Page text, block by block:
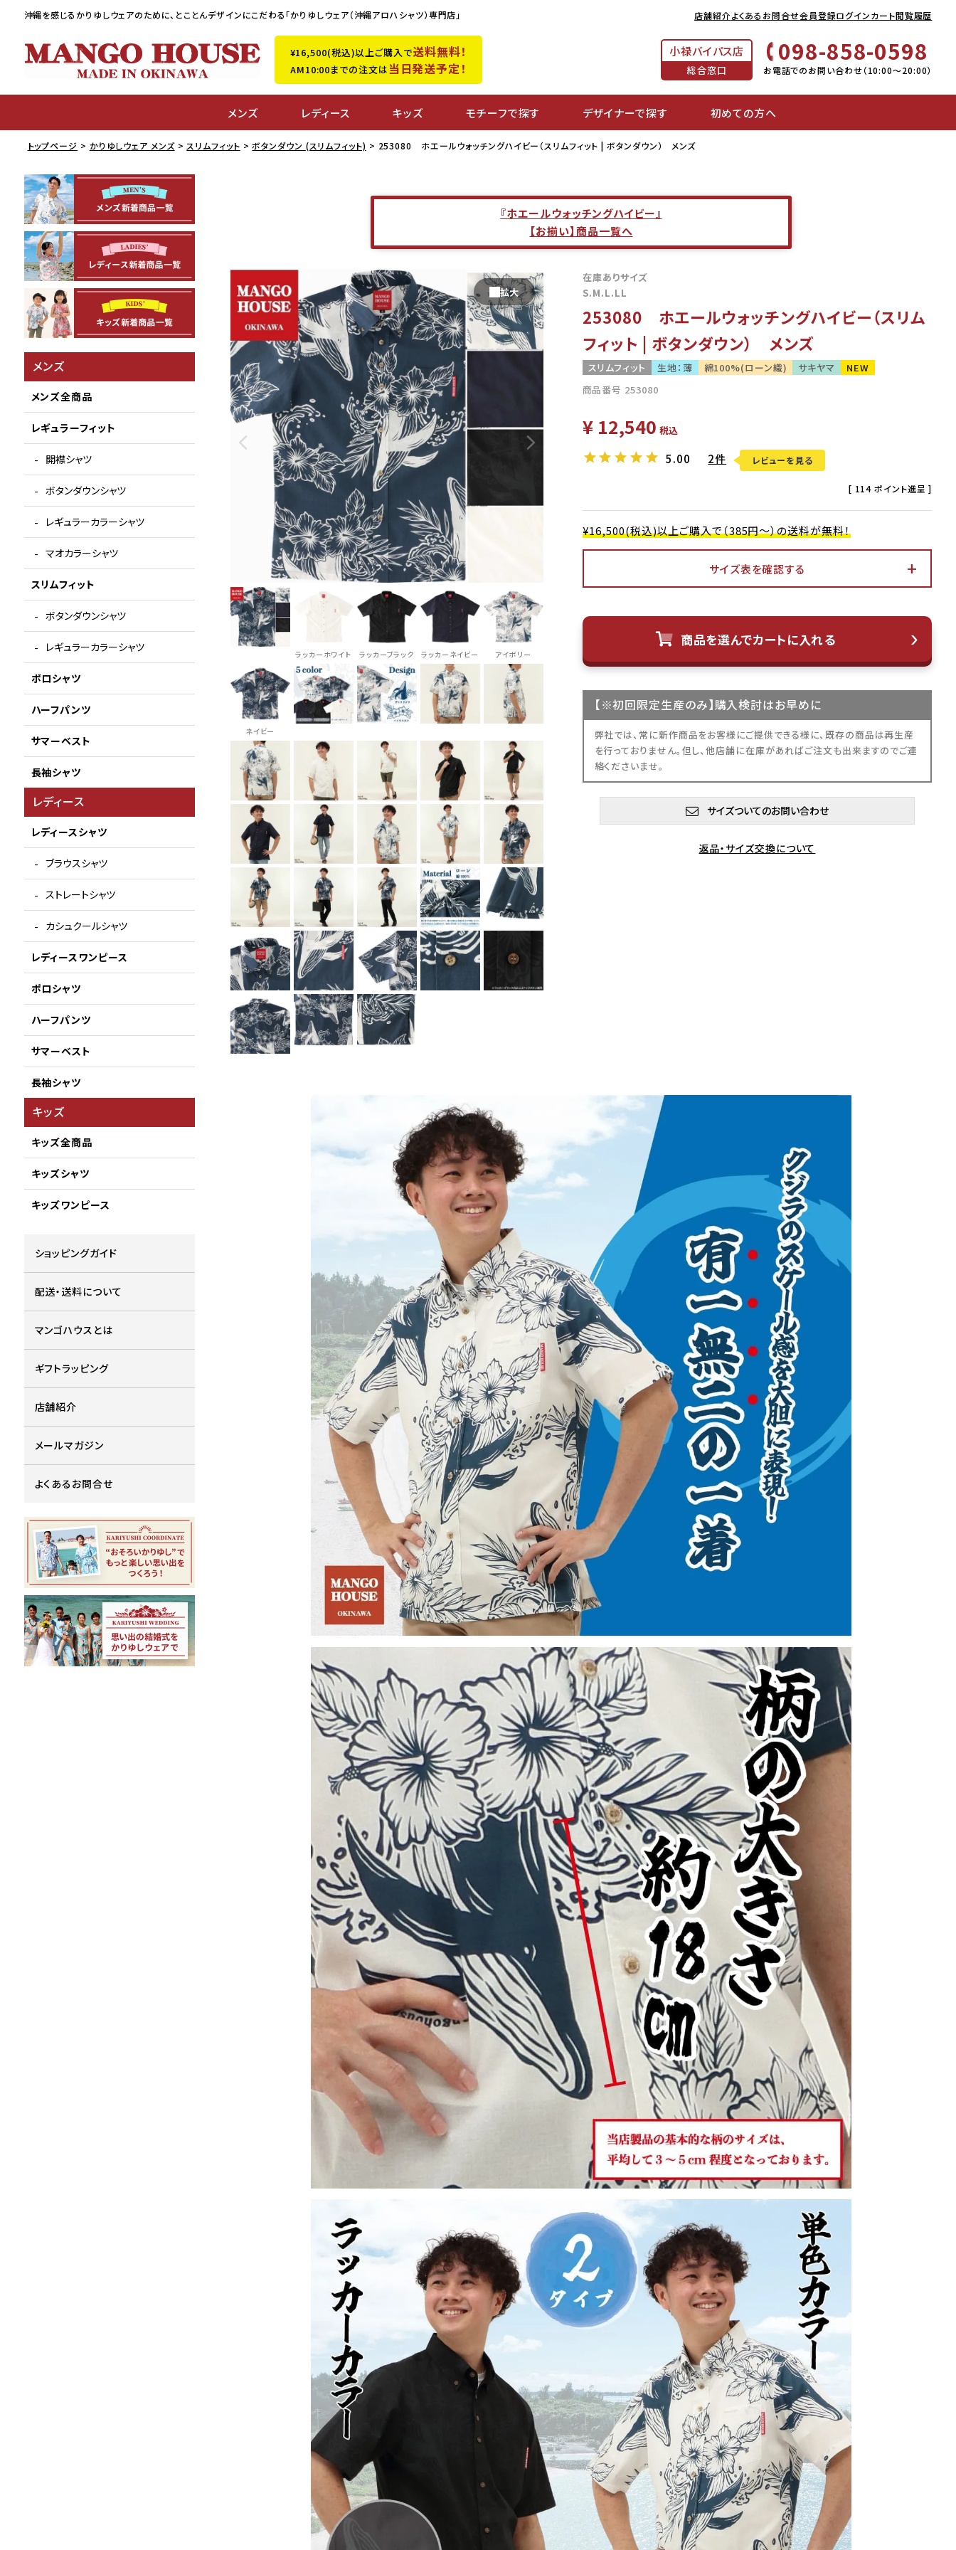
沖縄を感じるかりゆしウェアのために、 とことんデザインにこだわる「かりゆしウェア（沖縄アロハシャツ）専門店」 店舗紹介よくあるお問合せ会員登録ログインカート閲覧履歴
¥16,500(税込)以上ご購入で送料無料！
AM10:00までの注文は当日発送予定！
小禄バイパス店
総合窓口
098-858-0598
お電話でのお問い合わせ（10:00～20:00）
メンズ レディース キッズ モチーフで探す デザイナーで探す 初めての方へ
トップページ かりゆしウェア メンズ スリムフィット ボタンダウン (スリムフィット) 253080 ホエールウォッチングハイビー（スリムフィット | ボタンダウン） メンズ
メンズ
メンズ全商品
レギュラーフィット
開襟シャツ
ボタンダウンシャツ
レギュラーカラーシャツ
マオカラーシャツ
スリムフィット
ボタンダウンシャツ
レギュラーカラーシャツ
ポロシャツ
ハーフパンツ
サマーベスト
長袖シャツ
レディース
レディースシャツ
ブラウスシャツ
ストレートシャツ
カシュクールシャツ
レディースワンピース
ポロシャツ
ハーフパンツ
サマーベスト
長袖シャツ
キッズ
キッズ全商品
キッズシャツ
キッズワンピース
ショッピングガイド
配送・送料について
マンゴハウスとは
ギフトラッピング
店舗紹介
メールマガジン
よくあるお問合せ
『ホエールウォッチングハイビー』
【お揃い】商品一覧へ
ラッカーホワイト ラッカーブラック ラッカーネイビー アイボリー
ネイビー
在庫ありサイズ
S.M.L.LL
253080 ホエールウォッチングハイビー（スリム
フィット | ボタンダウン） メンズ
スリムフィット 生地：薄 綿100%(ローン織) サキヤマ
NEW
商品番号 253080
¥ 12,540 税込
5.00 2件 レビューを見る
[ 114 ポイント進呈 ]
¥16,500(税込)以上ご購入で（385円～）の送料が無料！
サイズ表を確認する
商品を選んでカートに入れる
color
size
ラッカーホワイト
S
在庫数
在庫数 カートに入れる
在庫数 1 カートに入れる
ラッカーブラック
在庫数 1 カートに入れる
M
在庫数 カートに入れる
L
在庫数 3 カートに入れる
LL
在庫数 1 カートに入れる
ラッカーネイビー
S
在庫数 2 カートに入れる
M
在庫数 3 カートに入れる
在庫数 6 カートに入れる
LL
在庫数 1 カートに入れる
アイボリー
S
在庫切れ
店舗取り寄せ申請
M
在庫数 2 カートに入れる
L
カートに入れる
LL
在庫数 1 カートに入れる
ネイビー
S
在庫数 カートに入れる
2
L
在庫切れ
店舗取り寄せ申請
【※初回限定生産のみ】購入検討はお早めに
弊社では、常に新作商品をお客様にご提供できる様に、既存の商品は再生産
を行っておりません。但し、他店舗に在庫があればご注文も出来ますのでご連
絡くださいませ。
サイズついてのお問い合わせ
返品・サイズ交換について